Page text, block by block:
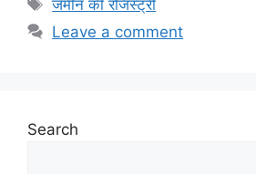
जमीन की रजिस्ट्री
Leave a comment
Search